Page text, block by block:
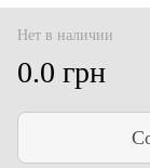
Нет в наличии
0.0 грн